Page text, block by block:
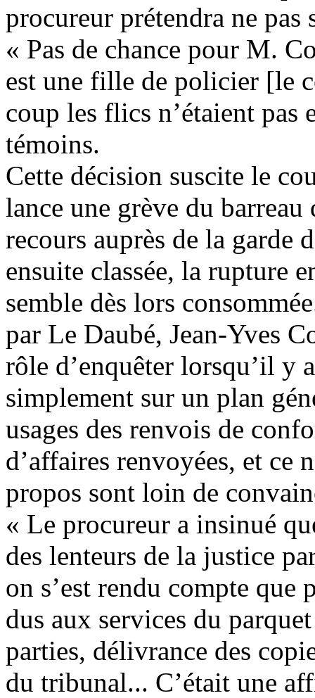
procureur prétendra ne
« Pas de chance pour M.
est une fille de policier [le
coup les flics n’étaient pas
témoins.
Cette décision suscite le
lance une grève du
recours auprès de la garde
ensuite classée, la rupture
semble dès lors
par Le Daubé, Jean-Yves
rôle d’enquêter lorsqu’il y
simplement sur un plan
usages des renvois de
d’affaires renvoyées, et ce
propos sont loin de
« Le procureur a insinué
des lenteurs de la justice
on s’est rendu compte que
dus aux services du
parties, délivrance des
du tribunal... C’était une